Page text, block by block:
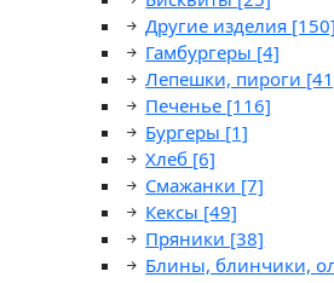
Другие изделия [150]
Гамбургеры [4]
Лепешки, пироги
Печенье [116]
Бургеры [1]
Хлеб [6]
Смажанки [7]
Кексы [49]
Пряники [38]
Блины, блинчики,